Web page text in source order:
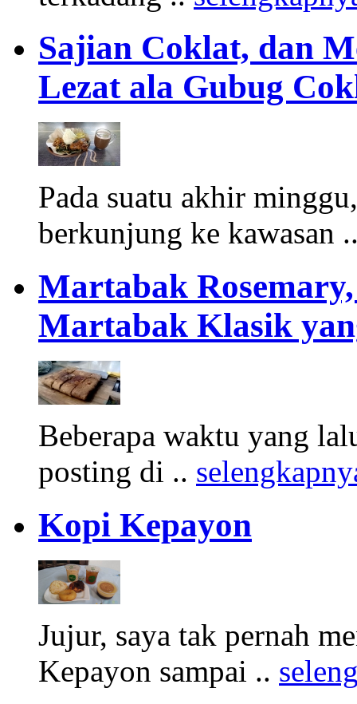
Sajian Coklat, dan
Lezat ala Gubug
Pada suatu akhir
berkunjung ke kawasan
Martabak
Martabak Klasik
Beberapa waktu yang
posting di ..
Kopi Kepayon
Jujur, saya tak pernah
Kepayon sampai ..